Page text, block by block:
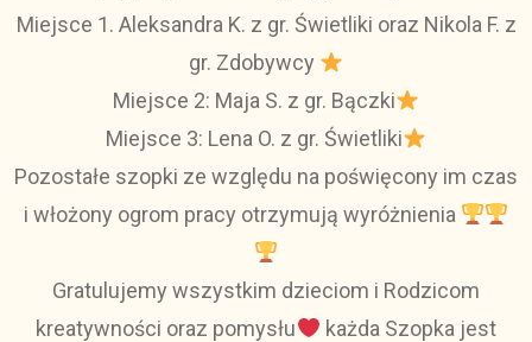
Miejsce 1. Aleksandra K. z gr. Świetliki oraz Nikola F. z
gr. Zdobywcy
Miejsce 2: Maja S. z gr. Bączki
Miejsce 3: Lena O. z gr. Świetliki
Pozostałe szopki ze względu na poświęcony im czas
i włożony ogrom pracy otrzymują wyróżnienia
Gratulujemy wszystkim dzieciom i Rodzicom
kreatywności oraz pomysłu
każda Szopka jest